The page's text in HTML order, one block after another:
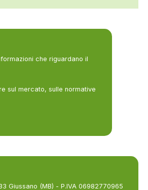
che riguardano il
sul mercato, sulle normative
Giussano (MB) - P.IVA 06982770965